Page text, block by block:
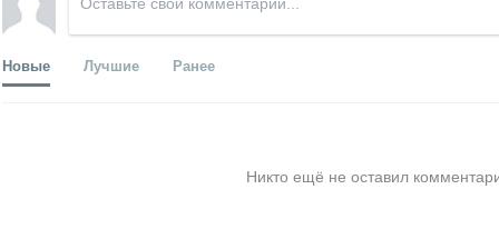
Новые Лучшие Ранее
Никто ещё не оставил